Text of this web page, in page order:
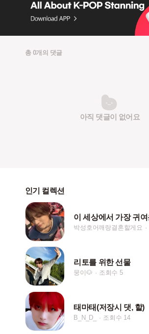
총 0개의 댓글
아직 댓글이 없어요
인기 컬렉션
박성호어깨랑결혼할게요
리토를 위한 선물
뭉이🐶 조회수 5
태마태(저장시 댓, 핱)
B_N_D_ 조회수 14